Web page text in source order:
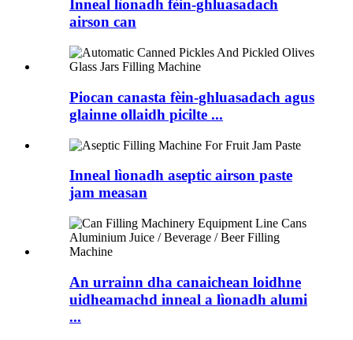
Inneal lìonadh fèin-ghluasadach
airson can
Piocan canasta fèin-ghluasadach agus
glainne ollaidh picilte ...
Inneal lìonadh aseptic airson paste
jam measan
An urrainn dha canaichean loidhne
uidheamachd inneal a lìonadh alumi
...